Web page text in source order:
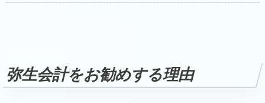
弥生会計をお勧めする理由